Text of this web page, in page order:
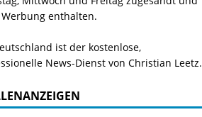
enthalten.
ist der kostenlose,
News-Dienst von Christian Leetz.